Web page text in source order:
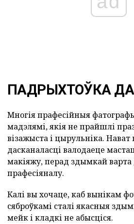
ПАДРЫХТОЎКА
Многія прафесійныя
мадэлямі, якія не прайшлі
візажыста і цырульніка. Нават
дасканаласці валодаеце
макіяжу, перад здымкай
прафесіяналу.
Калі вы хочаце, каб вынікам
сяброўкамі сталі якасныя
мейк і кладкі не абысціся.